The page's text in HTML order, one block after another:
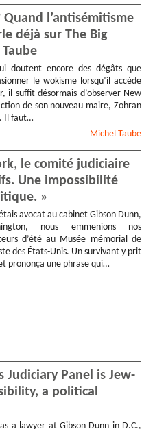
Quand l’antisémitisme
déjà sur The Big
doutent encore des dégâts que
le wokisme lorsqu’il accède
il suffit désormais d’observer New
de son nouveau maire, Zohran
Il faut…
Michel Taube
le comité judiciaire
Une impossibilité
»
avocat au cabinet Gibson Dunn,
nous emmenions nos
d’été au Musée mémorial de
des États-Unis. Un survivant y prit
prononça une phrase qui…
Judiciary Panel is Jew-
a political
a lawyer at Gibson Dunn in D.C.,